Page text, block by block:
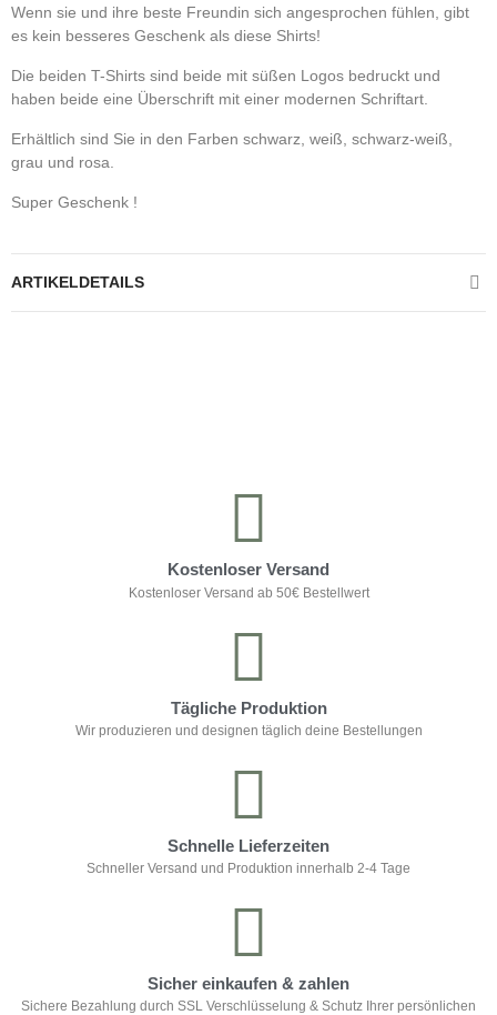
Wenn sie und ihre beste Freundin sich angesprochen fühlen, gibt
es kein besseres Geschenk als diese Shirts!
Die beiden T-Shirts sind beide mit süßen Logos bedruckt und
haben beide eine Überschrift mit einer modernen Schriftart.
Erhältlich sind Sie in den Farben schwarz, weiß, schwarz-weiß,
grau und rosa.
Super Geschenk !
ARTIKELDETAILS
Kostenloser Versand
Kostenloser Versand ab 50€ Bestellwert
Tägliche Produktion
Wir produzieren und designen täglich deine Bestellungen
Schnelle Lieferzeiten
Schneller Versand und Produktion innerhalb 2-4 Tage
Sicher einkaufen & zahlen
Sichere Bezahlung durch SSL Verschlüsselung & Schutz Ihrer persönlichen